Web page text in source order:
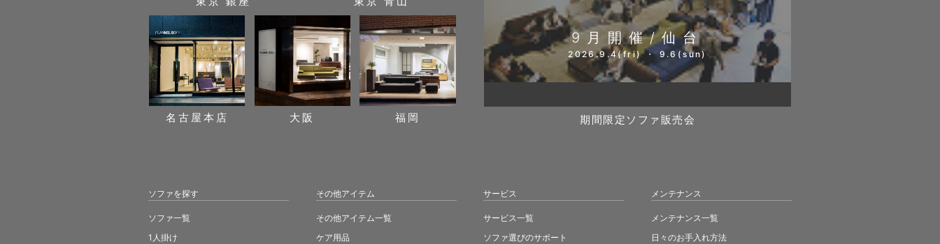
名古屋本店 大阪 福岡
9月開催/仙台
2026.9.4(fri) ・ 9.6(sun)
期間限定ソファ販売会
ソファを探す
ソファ一覧
1人掛け
その他アイテム
その他アイテム一覧
ケア用品
サービス
サービス一覧
ソファ選びのサポート
メンテナンス
メンテナンス一覧
日々のお手入れ方法